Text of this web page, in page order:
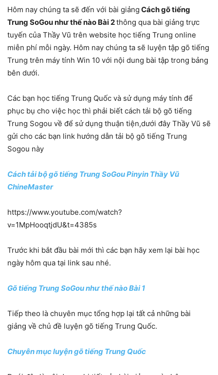
Hôm nay chúng ta sẽ đến với bài giảng Cách gõ tiếng
Trung SoGou như thế nào Bài 2thông qua bài giảng trực
tuyến của Thầy Vũ trên website học tiếng Trung online
miễn phí mỗi ngày. Hôm nay chúng ta sẽ luyện tập gõ tiếng
Trung trên máy tính Win 10 với nội dung bài tập trong bảng
bên dưới.
Các bạn học tiếng Trung Quốc và sử dụng máy tính để
phục bụ cho việc học thì phải biết cách tải bộ gõ tiếng
Trung Sogou về để sử dụng thuận tiện,dưới đây Thầy Vũ sẽ
gửi cho các bạn link hướng dẫn tải bộ gõ tiếng Trung
Sogou này
Cách tải bộ gõ tiếng Trung SoGou Pinyin Thầy Vũ
ChineMaster
https://www.youtube.com/watch?
v=1MpHooqtjdU&t=4385s
Trước khi bắt đầu bài mới thì các bạn hãy xem lại bài học
ngày hôm qua tại link sau nhé.
Gõ tiếng Trung SoGou như thế nào Bài 1
Tiếp theo là chuyên mục tổng hợp lại tất cả những bài
giảng về chủ đề luyện gõ tiếng Trung Quốc.
Chuyên mục luyện gõ tiếng Trung Quốc